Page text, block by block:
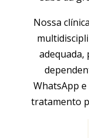
Nossa
adequada,
WhatsApp
tratamento